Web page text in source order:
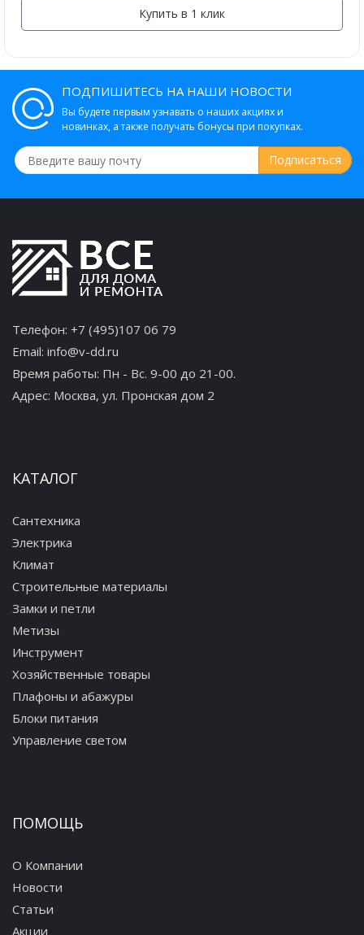
Купить в 1 клик
ПОДПИШИТЕСЬ НА НАШИ НОВОСТИ
Вы будете первым узнавать о наших акциях и
новинках, а также получать бонусы при покупках.
Телефон: +7 (495)107 06 79
Email: info@v-dd.ru
Время работы: Пн - Вс. 9-00 до 21-00.
Адрес: Москва, ул. Пронская дом 2
КАТАЛОГ
Сантехника
Электрика
Климат
Строительные материалы
Замки и петли
Метизы
Инструмент
Хозяйственные товары
Плафоны и абажуры
Блоки питания
Управление светом
ПОМОЩЬ
О Компании
Новости
Статьи
Акции